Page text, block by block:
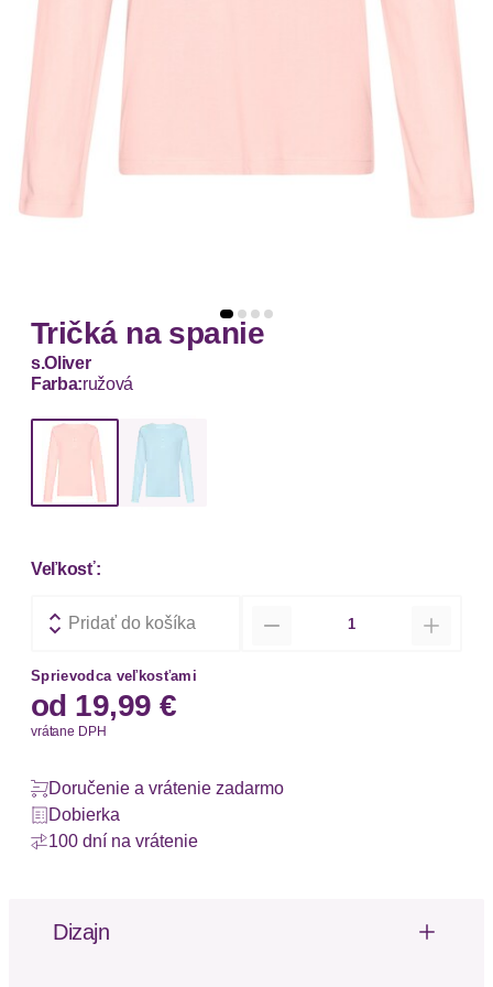
Tričká na spanie
s.Oliver
Farba:ružová
Veľkosť:
Pridať do košíka
Sprievodca veľkosťami
od 19,99 €
vrátane DPH
Doručenie a vrátenie zadarmo
Dobierka
100 dní na vrátenie
Dizajn